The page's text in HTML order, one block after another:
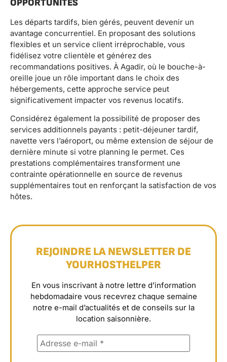
OPPORTUNITÉS
Les départs tardifs, bien gérés, peuvent devenir un
avantage concurrentiel. En proposant des solutions
flexibles et un service client irréprochable, vous
fidélisez votre clientèle et générez des
recommandations positives. À Agadir, où le bouche-à-
oreille joue un rôle important dans le choix des
hébergements, cette approche service peut
significativement impacter vos revenus locatifs.
Considérez également la possibilité de proposer des
services additionnels payants : petit-déjeuner tardif,
navette vers l’aéroport, ou même extension de séjour de
dernière minute si votre planning le permet. Ces
prestations complémentaires transforment une
contrainte opérationnelle en source de revenus
supplémentaires tout en renforçant la satisfaction de vos
hôtes.
REJOINDRE LA NEWSLETTER DE
YOURHOSTHELPER
En vous inscrivant à notre lettre d’information
hebdomadaire vous recevrez chaque semaine
notre e-mail d’actualités et de conseils sur la
location saisonnière.